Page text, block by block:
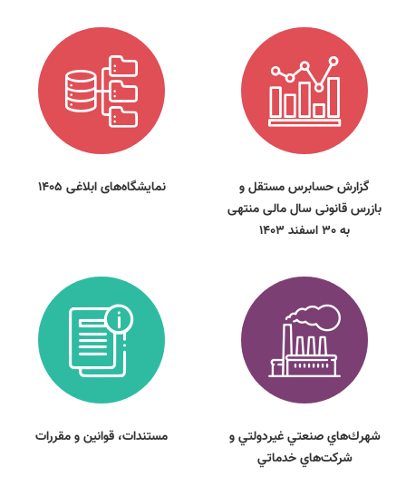
گزارش حسابرس مستقل و
بازرس قانونی سال مالی منتهی
به 30 اسفند 1403
نمایشگاه‌های ابلاغی 1405
شهرك‌هاي صنعتي غيردولتي و
شركت‌هاي خدماتي
مستندات، قوانين و مقررات